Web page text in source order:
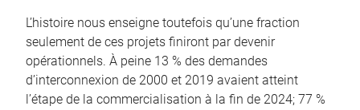
L’histoire nous enseigne toutefois qu’une fraction
seulement de ces projets finiront par devenir
opérationnels. À peine 13 % des demandes
d’interconnexion de 2000 et 2019 avaient atteint
l’étape de la commercialisation à la fin de 2024; 77 %